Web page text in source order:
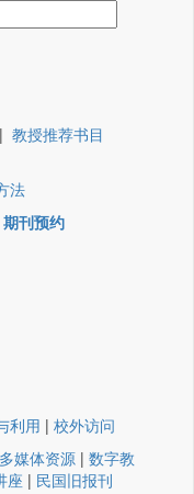
| 教授推荐书目
法
刊预约
利用 | 校外访问
多媒体资源 | 数字教
座 | 民国旧报刊